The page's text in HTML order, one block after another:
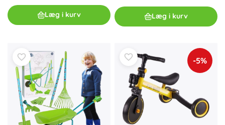
Læg i kurv Læg i kurv
-5%